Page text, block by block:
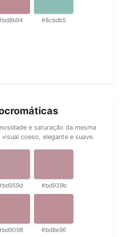
#8cbdb5
e saturação da mesma
coeso, elegante e suave.
#bd939b
#bd8e96